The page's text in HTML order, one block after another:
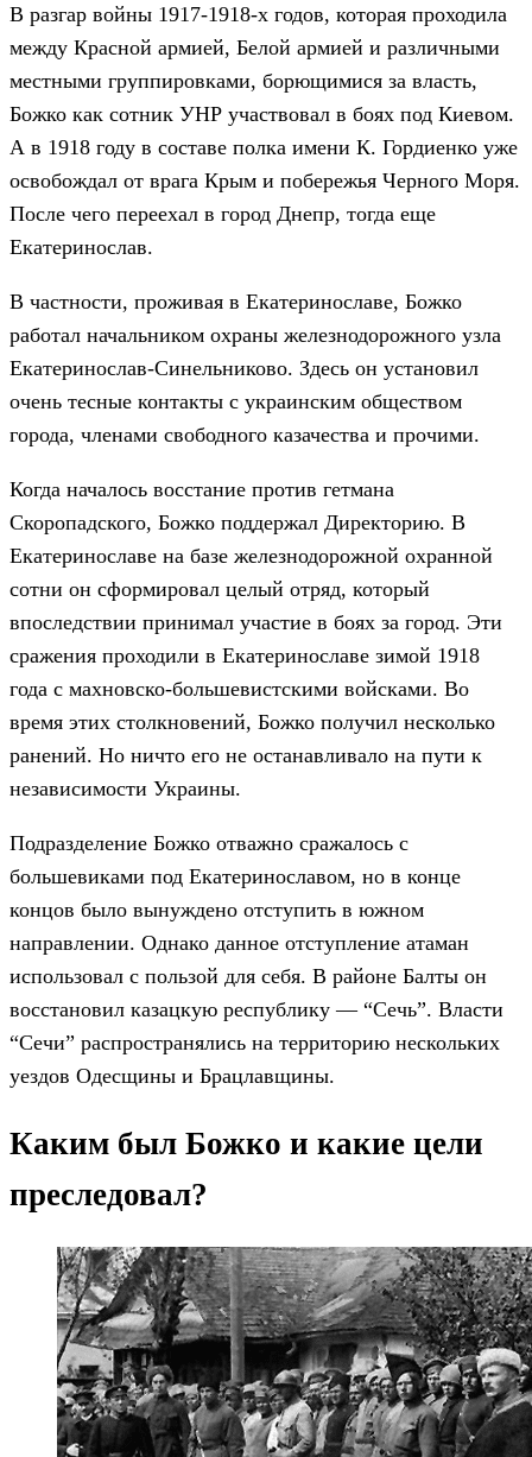
В разгар войны 1917-1918-х годов, которая проходила
между Красной армией, Белой армией и различными
местными группировками, борющимися за власть,
Божко как сотник УНР участвовал в боях под Киевом.
А в 1918 году в составе полка имени К. Гордиенко уже
освобождал от врага Крым и побережья Черного Моря.
После чего переехал в город Днепр, тогда еще
Екатеринослав.
В частности, проживая в Екатеринославе, Божко
работал начальником охраны железнодорожного узла
Екатеринослав-Синельниково. Здесь он установил
очень тесные контакты с украинским обществом
города, членами свободного казачества и прочими.
Когда началось восстание против гетмана
Скоропадского, Божко поддержал Директорию. В
Екатеринославе на базе железнодорожной охранной
сотни он сформировал целый отряд, который
впоследствии принимал участие в боях за город. Эти
сражения проходили в Екатеринославе зимой 1918
года с махновско-большевистскими войсками. Во
время этих столкновений, Божко получил несколько
ранений. Но ничто его не останавливало на пути к
независимости Украины.
Подразделение Божко отважно сражалось с
большевиками под Екатеринославом, но в конце
концов было вынуждено отступить в южном
направлении. Однако данное отступление атаман
использовал с пользой для себя. В районе Балты он
восстановил казацкую республику — “Сечь”. Власти
“Сечи” распространялись на территорию нескольких
уездов Одесщины и Брацлавщины.
Каким был Божко и какие цели
преследовал?